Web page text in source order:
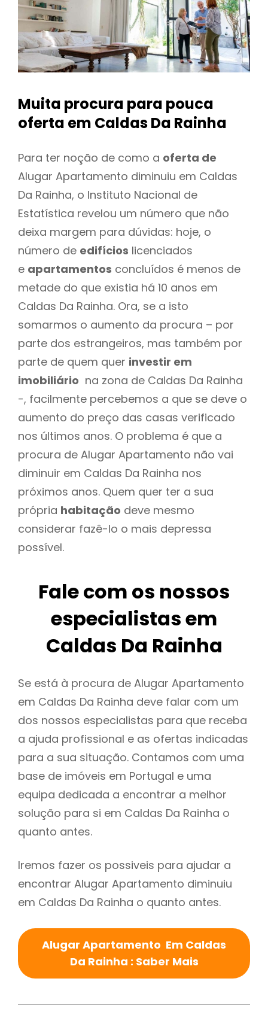
Muita procura para pouca
oferta em Caldas Da Rainha
Para ter noção de como a oferta de
Alugar Apartamento diminuiu em Caldas
Da Rainha, o Instituto Nacional de
Estatística revelou um número que não
deixa margem para dúvidas: hoje, o
número de edifícios licenciados
e apartamentos concluídos é menos de
metade do que existia há 10 anos em
Caldas Da Rainha. Ora, se a isto
somarmos o aumento da procura – por
parte dos estrangeiros, mas também por
parte de quem quer investir em
imobiliário na zona de Caldas Da Rainha
-, facilmente percebemos a que se deve o
aumento do preço das casas verificado
nos últimos anos. O problema é que a
procura de Alugar Apartamento não vai
diminuir em Caldas Da Rainha nos
próximos anos. Quem quer ter a sua
própria habitação deve mesmo
considerar fazê-lo o mais depressa
possível.
Fale com os nossos
especialistas em
Caldas Da Rainha
Se está à procura de Alugar Apartamento
em Caldas Da Rainha deve falar com um
dos nossos especialistas para que receba
a ajuda profissional e as ofertas indicadas
para a sua situação. Contamos com uma
base de imóveis em Portugal e uma
equipa dedicada a encontrar a melhor
solução para si em Caldas Da Rainha o
quanto antes.
Iremos fazer os possiveis para ajudar a
encontrar Alugar Apartamento diminuiu
em Caldas Da Rainha o quanto antes.
Alugar Apartamento Em Caldas
Da Rainha : Saber Mais